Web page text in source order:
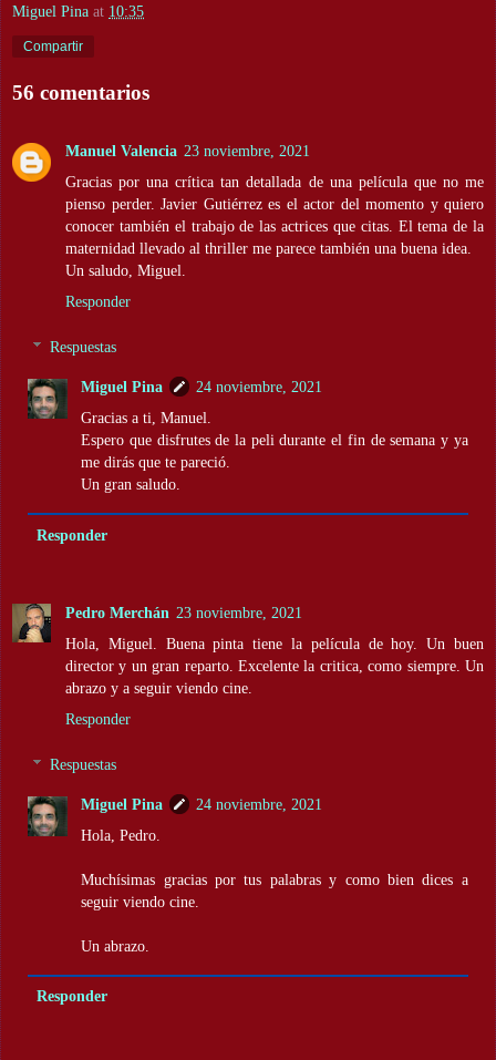
Miguel Pina at 10:35
Compartir
56 comentarios
Manuel Valencia 23 noviembre, 2021
Gracias por una crítica tan detallada de una película que no me
pienso perder. Javier Gutiérrez es el actor del momento y quiero
conocer también el trabajo de las actrices que citas. El tema de la
maternidad llevado al thriller me parece también una buena idea.
Un saludo, Miguel.
Responder
Respuestas
Miguel Pina
24 noviembre, 2021
Gracias a ti, Manuel.
Espero que disfrutes de la peli durante el fin de semana y ya
me dirás que te pareció.
Un gran saludo.
Responder
Pedro Merchán 23 noviembre, 2021
Hola, Miguel. Buena pinta tiene la película de hoy. Un buen
director y un gran reparto. Excelente la critica, como siempre. Un
abrazo y a seguir viendo cine.
Responder
Respuestas
Miguel Pina
24 noviembre, 2021
Hola, Pedro.
Muchísimas gracias por tus palabras y como bien dices a
seguir viendo cine.
Un abrazo.
Responder